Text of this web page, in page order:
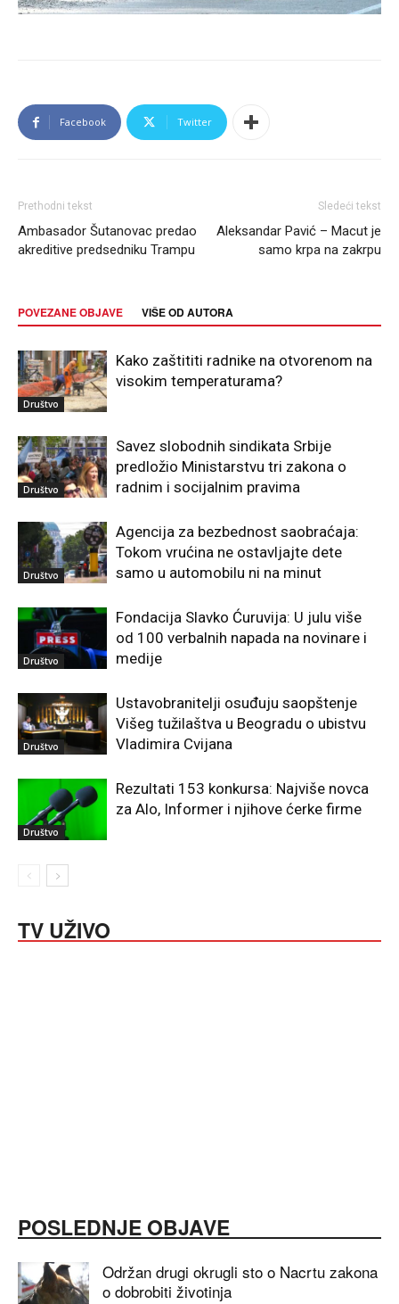
Facebook Twitter
Prethodni tekst
Ambasador Šutanovac predao
akreditive predsedniku Trampu
Sledeći tekst
Aleksandar Pavić – Macut je
samo krpa na zakrpu
POVEZANE OBJAVE VIŠE OD AUTORA
Društvo
Kako zaštititi radnike na otvorenom na
visokim temperaturama?
Društvo
Savez slobodnih sindikata Srbije
predložio Ministarstvu tri zakona o
radnim i socijalnim pravima
Društvo
Agencija za bezbednost saobraćaja:
Tokom vrućina ne ostavljajte dete
samo u automobilu ni na minut
Društvo
Fondacija Slavko Ćuruvija: U julu više
od 100 verbalnih napada na novinare i
medije
Društvo
Ustavobranitelji osuđuju saopštenje
Višeg tužilaštva u Beogradu o ubistvu
Vladimira Cvijana
Društvo
Rezultati 153 konkursa: Najviše novca
za Alo, Informer i njihove ćerke firme
TV UŽIVO
POSLEDNJE OBJAVE
Održan drugi okrugli sto o Nacrtu zakona
o dobrobiti životinja